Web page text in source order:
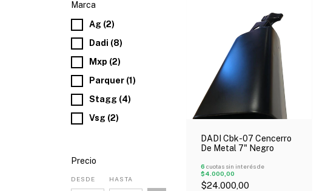
Marca
Ag (2)
Dadi (8)
Mxp (2)
Parquer (1)
Stagg (4)
Vsg (2)
Precio
DESDE HASTA
DADI Cbk-07 Cencerro
De Metal 7" Negro
6 cuotas sin interés de
$4.000,00
$24.000,00